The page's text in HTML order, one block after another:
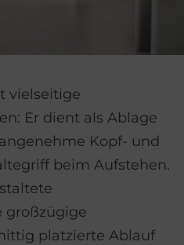
vielseitige
Er dient als Ablage
Kopf- und
beim Aufstehen.
großzügige
platzierte Ablauf